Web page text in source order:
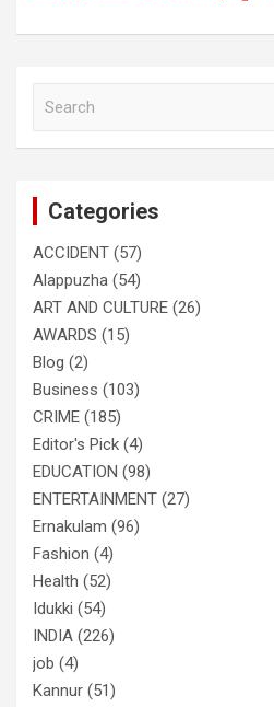
Categories
ACCIDENT (57)
Alappuzha (54)
ART AND CULTURE (26)
AWARDS (15)
Blog (2)
Business (103)
CRIME (185)
Editor's Pick (4)
EDUCATION (98)
ENTERTAINMENT (27)
Ernakulam (96)
Fashion (4)
Health (52)
Idukki (54)
INDIA (226)
job (4)
Kannur (51)